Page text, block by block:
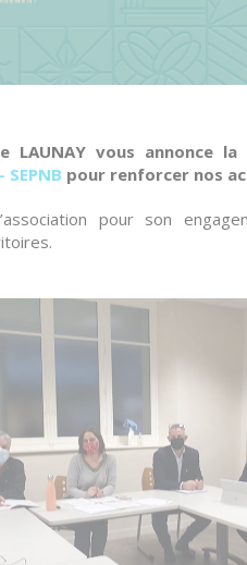
LAUNAY vous annonce
pour renforcer nos
pour son